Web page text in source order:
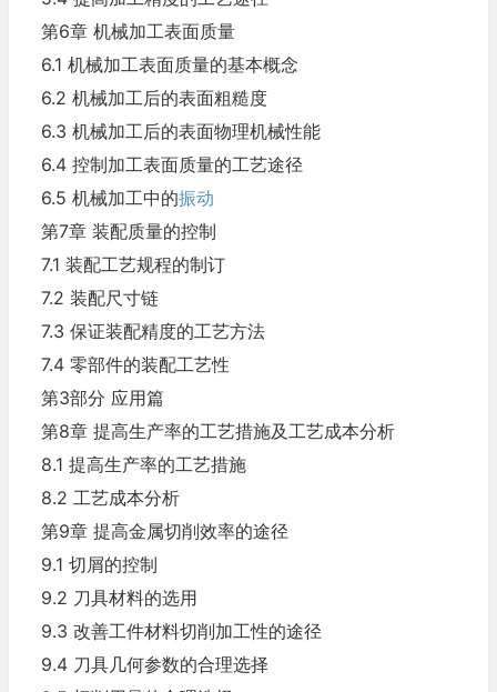
第6章 机械加工表面质量
6.1 机械加工表面质量的基本概念
6.2 机械加工后的表面粗糙度
6.3 机械加工后的表面物理机械性能
6.4 控制加工表面质量的工艺途径
6.5 机械加工中的振动
第7章 装配质量的控制
7.1 装配工艺规程的制订
7.2 装配尺寸链
7.3 保证装配精度的工艺方法
7.4 零部件的装配工艺性
第3部分 应用篇
第8章 提高生产率的工艺措施及工艺成本分析
8.1 提高生产率的工艺措施
8.2 工艺成本分析
第9章 提高金属切削效率的途径
9.1 切屑的控制
9.2 刀具材料的选用
9.3 改善工件材料切削加工性的途径
9.4 刀具几何参数的合理选择